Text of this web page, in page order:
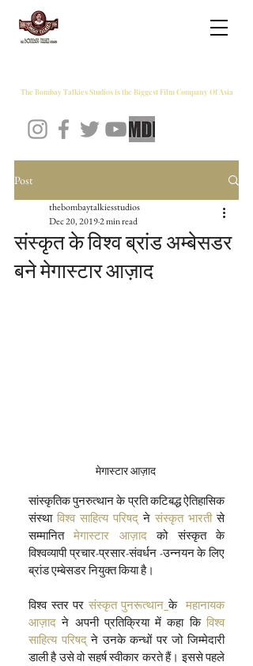
The Bombay Talkies Studios is the Biggest Film Company Of Asia
Post
संस्कृत के विश्व ब्रांड अम्बेसडर
बने मेगास्टार आज़ाद
thebombaytalkiesstudios
Dec 20, 20192 min read
मेगास्टार आज़ाद
सांस्कृतिक पुनरुत्थान के प्रति कटिबद्ध ऐतिहासिक
संस्था विश्व साहित्य परिषद् ने संस्कृत भारती से
सम्मानित मेगास्टार आज़ाद को संस्कृत के
विश्वव्यापी प्रचार-प्रसार-संवर्धन -उन्नयन के लिए
ब्रांड एम्बेसडर नियुक्त किया है।
विश्व स्तर पर संस्कृत पुनरूत्थान के महानायक
आज़ाद ने अपनी प्रतिक्रिया में कहा कि विश्व
साहित्य परिषद् ने उनके कन्धों पर जो जिम्मेदारी